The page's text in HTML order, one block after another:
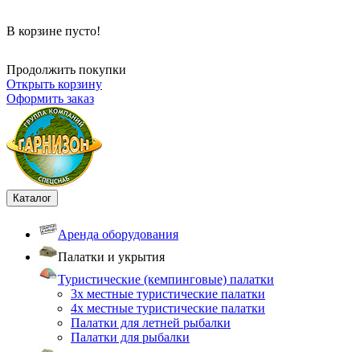
В корзине пусто!
Продолжить покупки
Открыть корзину
Оформить заказ
Каталог
Аренда оборудования
Палатки и укрытия
Туристические (кемпинговые) палатки
3х местные туристические палатки
4х местные туристические палатки
Палатки для летней рыбалки
Палатки для рыбалки